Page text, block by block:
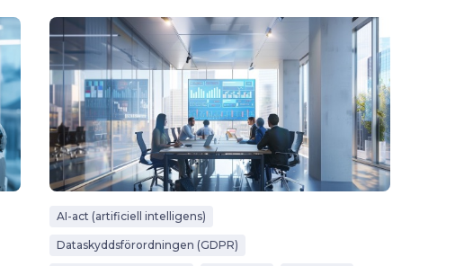
AI-act (artificiell intelligens)
Dataskyddsförordningen (GDPR)